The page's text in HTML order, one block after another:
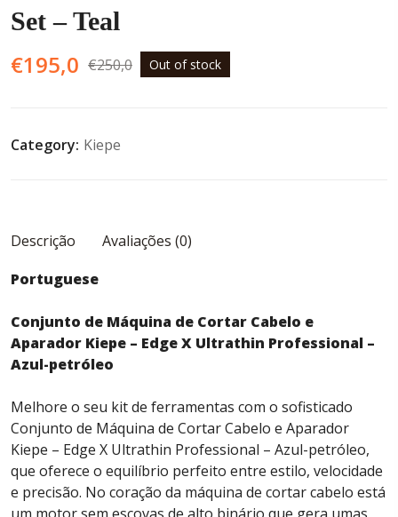
Set – Teal
€250,0
O
era:
€195,0 O
é:
Out of stock
Category: Kiepe
Descrição
Avaliações (0)
Portuguese
Conjunto de Máquina de Cortar Cabelo e
Aparador Kiepe – Edge X Ultrathin Professional –
Azul-petróleo
Melhore o seu kit de ferramentas com o sofisticado
Conjunto de Máquina de Cortar Cabelo e Aparador
Kiepe – Edge X Ultrathin Professional – Azul-petróleo,
que oferece o equilíbrio perfeito entre estilo, velocidade
e precisão. No coração da máquina de cortar cabelo está